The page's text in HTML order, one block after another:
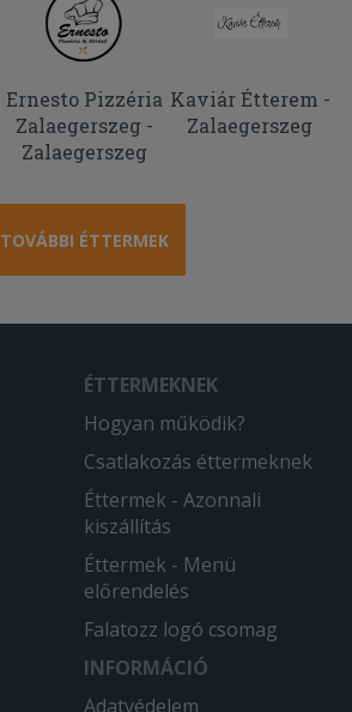
Ernesto Pizzéria
Zalaegerszeg -
Zalaegerszeg
Kaviár Étterem -
Zalaegerszeg
TOVÁBBI ÉTTERMEK
ÉTTERMEKNEK
Hogyan működik?
Csatlakozás éttermeknek
Éttermek - Azonnali
kiszállítás
Éttermek - Menü
előrendelés
Falatozz logó csomag
INFORMÁCIÓ
Adatvédelem